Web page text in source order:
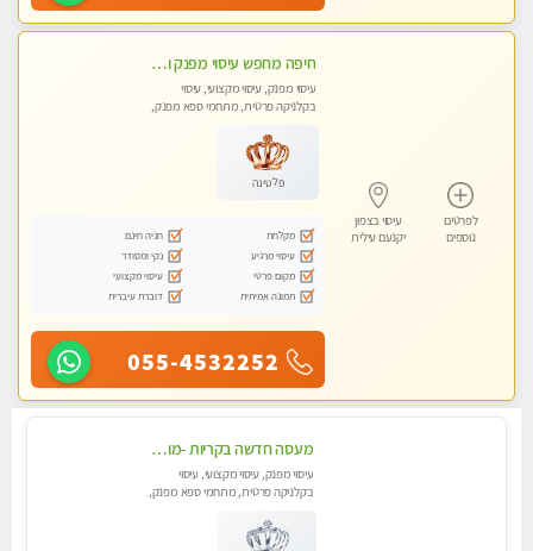
לפרטים
נוספים
עיסוי בצפון
יקנעם עילית
חיפה מחפש עיסוי מפנק ומרגיע ?
עיסוי מפנק, עיסוי מקצועי, עיסוי
בקלניקה פרטית, מתחמי ספא מפנק,
פלטינה
מקלחת
חניה חינם
עיסוי מרגיע
נקי ומסודר
מקום פרטי
עיסוי מקצועי
תמונה אמיתית
דוברת עיברית
055-4532252
מעסה חדשה בקריות -מומלץ לחלוטין!! כל סוגי העיסויים מעסה מקצועית ואיכותית פרטי!! highly recommended..new in the city
עיסוי מפנק, עיסוי מקצועי, עיסוי
בקלניקה פרטית, מתחמי ספא מפנק,